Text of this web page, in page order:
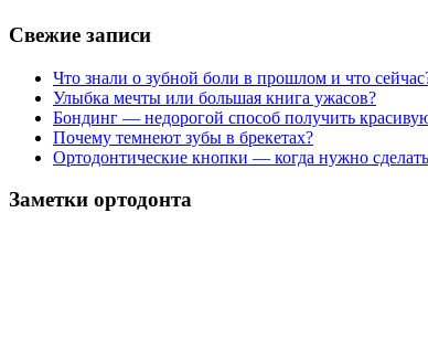
Свежие записи
Что знали о зубной боли в прошлом и что
Улыбка мечты или большая книга ужасов?
Бондинг — недорогой способ получить
Почему темнеют зубы в брекетах?
Ортодонтические кнопки — когда нужно
Заметки ортодонта